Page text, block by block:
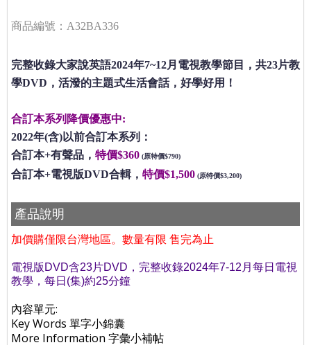
商品編號：A32BA336
完整收錄大家說英語2024年7~12月電視教學節目，共23片教
學DVD，活潑的主題式生活會話，好學好用！
合訂本系列降價優惠中:
2022年(含)以前合訂本系列：
合訂本+有聲品， 特價$360 (原特價$790)
合訂本+電視版DVD合輯， 特價$1,500 (原特價$3,200)
產品說明
加價購僅限台灣地區。數量有限 售完為止
電視版DVD含23片DVD，完整收錄2024年7-12月每日電視
教學，每日(集)約25分鐘
內容單元:
Key Words 單字小錦囊
More Information 字彙小補帖